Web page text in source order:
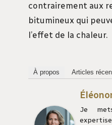
contrairement aux
bitumineux qui
l’effet de la chaleur.
À propos Articles
Je